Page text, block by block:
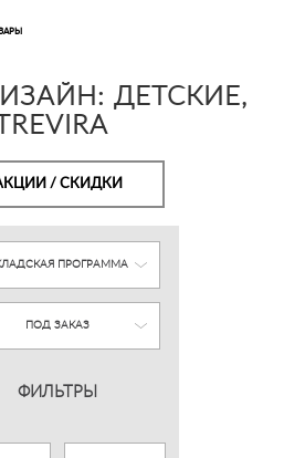
ДЕТСКИЕ,
/ СКИДКИ
ПРОГРАММА
ПОД ЗАКАЗ
ФИЛЬТРЫ